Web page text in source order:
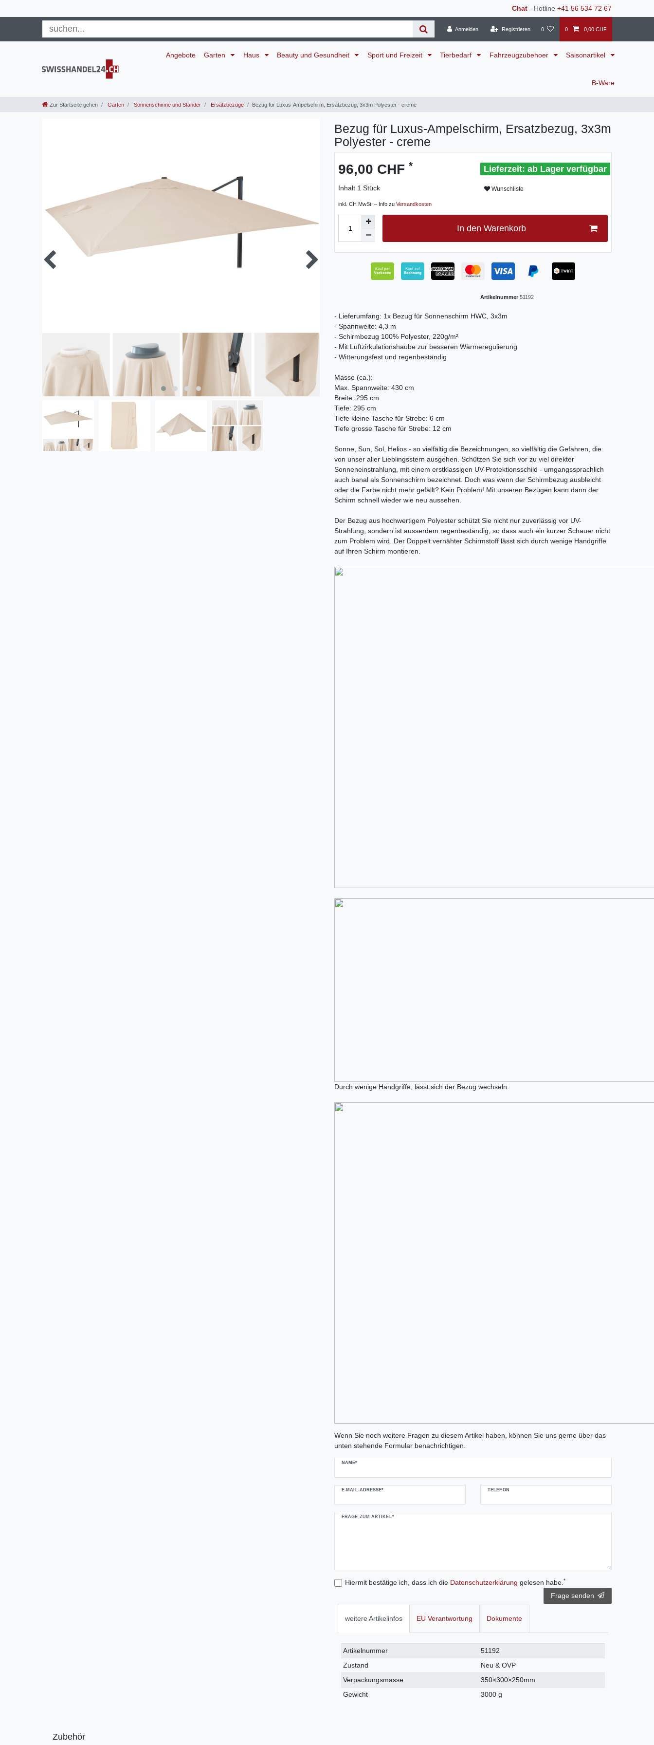
Chat - Hotline +41 56 534 72 67
Anmelden Registrieren 0 0 0,00 CHF
Angebote Garten Haus Beauty und Gesundheit Sport und Freizeit Tierbedarf Fahrzeugzubehoer Saisonartikel
B-Ware
Zur Startseite gehen Garten Sonnenschirme und Ständer Ersatzbezüge Bezug für Luxus-Ampelschirm, Ersatzbezug, 3x3m Polyester - creme
Bezug für Luxus-Ampelschirm, Ersatzbezug, 3x3m
Polyester - creme
96,00 CHF *
Inhalt 1 Stück
inkl. CH MwSt. – Info zu Versandkosten
ab Lager verfügbar
Wunschliste
In den Warenkorb
Artikelnummer 51192
- Lieferumfang: 1x Bezug für Sonnenschirm HWC, 3x3m
- Spannweite: 4,3 m
- Schirmbezug 100% Polyester, 220g/m²
- Mit Luftzirkulationshaube zur besseren Wärmeregulierung
- Witterungsfest und regenbeständig
Masse (ca.):
Max. Spannweite: 430 cm
Breite: 295 cm
Tiefe: 295 cm
Tiefe kleine Tasche für Strebe: 6 cm
Tiefe grosse Tasche für Strebe: 12 cm
Sonne, Sun, Sol, Helios - so vielfältig die Bezeichnungen, so vielfältig die Gefahren, die
von unser aller Lieblingsstern ausgehen. Schützen Sie sich vor zu viel direkter
Sonneneinstrahlung, mit einem erstklassigen UV-Protektionsschild - umgangssprachlich
auch banal als Sonnenschirm bezeichnet. Doch was wenn der Schirmbezug ausbleicht
oder die Farbe nicht mehr gefällt? Kein Problem! Mit unseren Bezügen kann dann der
Schirm schnell wieder wie neu aussehen.
Der Bezug aus hochwertigem Polyester schützt Sie nicht nur zuverlässig vor UV-
Strahlung, sondern ist ausserdem regenbeständig, so dass auch ein kurzer Schauer nicht
zum Problem wird. Der Doppelt vernähter Schirmstoff lässt sich durch wenige Handgriffe
auf Ihren Schirm montieren.
Durch wenige Handgriffe, lässt sich der Bezug wechseln:
Wenn Sie noch weitere Fragen zu diesem Artikel haben, können Sie uns gerne über das
unten stehende Formular benachrichtigen.
NAME*
E-MAIL-ADRESSE* TELEFON
FRAGE ZUM ARTIKEL*
Hiermit bestätige ich, dass ich die Daten­schutz­erklärung gelesen habe.*
Frage senden
weitere Artikelinfos EU Verantwortung Dokumente
Technisches
Merkmal
Wert
Artikelnummer
51192
Zustand
Neu & OVP
Verpackungsmasse
350×300×250mm
Gewicht
3000 g
Zubehör